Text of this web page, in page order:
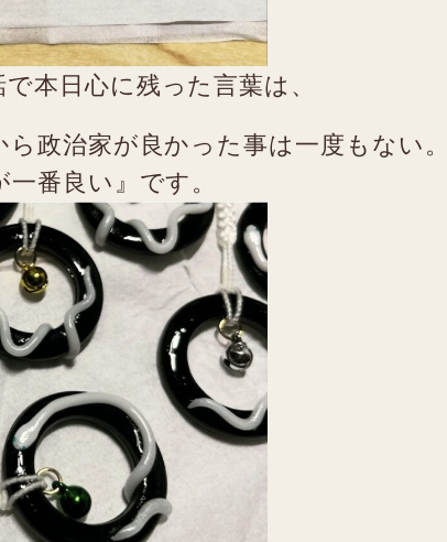
本日心に残った言葉は、
ら政治家が良かった事は一度もない。
番良い』です。